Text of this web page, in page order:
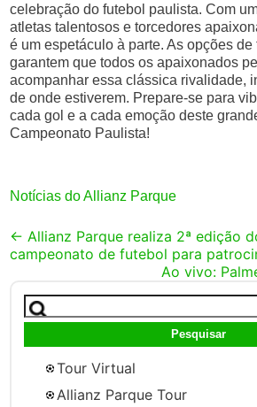
celebração do futebol paulista. Com
atletas talentosos e torcedores
é um espetáculo à parte. As opções
garantem que todos os apaixonados
acompanhar essa clássica rivalidade,
de onde estiverem. Prepare-se para
cada gol e a cada emoção deste
Campeonato Paulista!
Notícias do Allianz Parque
Post
navigation
← Allianz Parque realiza 2ª edição
campeonato de futebol para
Ao vivo:
Pesquisar
por:
Tour Virtual
Allianz Parque Tour